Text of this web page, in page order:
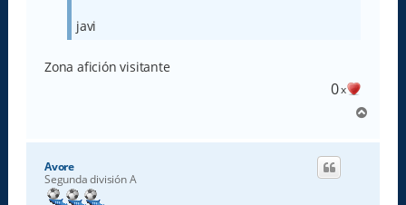
javi
Zona afición visitante
0x
r
Avore
Segunda división A